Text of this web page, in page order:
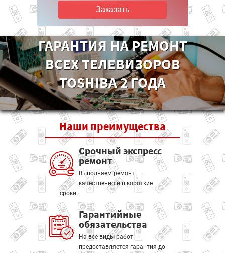
Заказать
ГАРАНТИЯ НА РЕМОНТ
ВСЕХ ТЕЛЕВИЗОРОВ
TOSHIBA 2 ГОДА
Нашипреимущества
Срочный экспресс
ремонт
Выполняем ремонт
качественно и в короткие
сроки.
Гарантийные
обязательства
На все виды работ
предоставляется гарантия до